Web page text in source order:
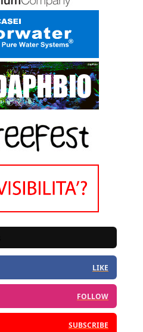
LIKE
FOLLOW
SUBSCRIBE